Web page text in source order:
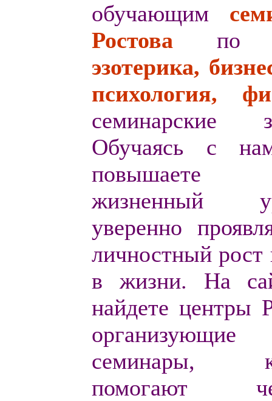
обучающим с
Ростова по
эзотерика,
психология,
семинарские
Обучаясь с
повышаете
жизненный
уверенно
личностный рост
в жизни. На
найдете центры
организующие
семинары,
помогают